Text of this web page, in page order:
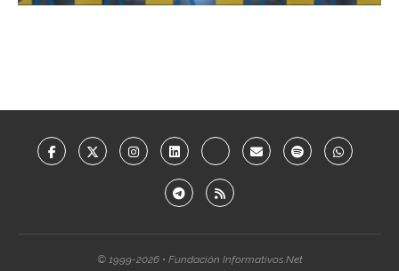
© 1999-2026 • Fundación Informativos.Net